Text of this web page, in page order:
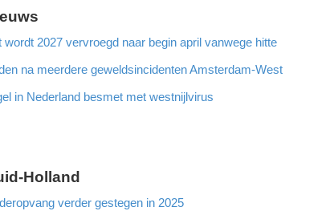
2027 vervroegd naar begin april vanwege hitte
na meerdere geweldsincidenten Amsterdam-West
in Nederland besmet met westnijlvirus
Holland
verder gestegen in 2025